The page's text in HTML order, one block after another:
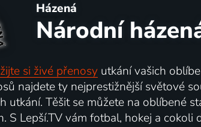
Házená
Národní
si živé přenosyutkání vašich
najdete ty nejprestižnější světové
Těšit se můžete na oblíbené
Lepší.TV vám fotbal, hokej a cokoli